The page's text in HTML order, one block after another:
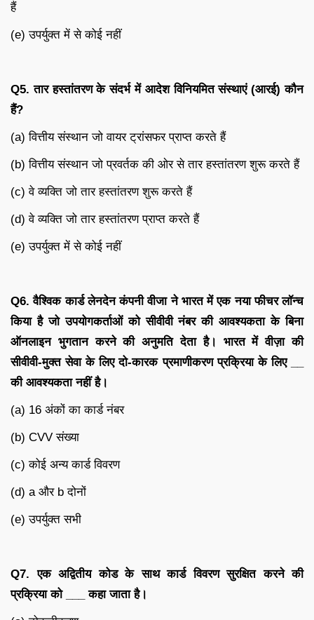
हैं
(e) उपर्युक्त में से कोई नहीं
Q5.तार हस्तांतरण के संदर्भ में आदेश विनियमित संस्थाएं (आरई) कौन
हैं?
(a) वित्तीय संस्थान जो वायर ट्रांसफर प्राप्त करते हैं
(b) वित्तीय संस्थान जो प्रवर्तक की ओर से तार हस्तांतरण शुरू करते हैं
(c) वे व्यक्ति जो तार हस्तांतरण शुरू करते हैं
(d) वे व्यक्ति जो तार हस्तांतरण प्राप्त करते हैं
(e) उपर्युक्त में से कोई नहीं
Q6.वैश्विक कार्ड लेनदेन कंपनी वीजा ने भारत में एक नया फीचर लॉन्च
किया है जो उपयोगकर्ताओं को सीवीवी नंबर की आवश्यकता के बिना
ऑनलाइन भुगतान करने की अनुमति देता है। भारत में वीज़ा की
सीवीवी-मुक्त सेवा के लिए दो-कारक प्रमाणीकरण प्रक्रिया के लिए
की आवश्यकता नहीं है।
(a) 16 अंकों का कार्ड नंबर
(b) CVV संख्या
(c) कोई अन्य कार्ड विवरण
(d) a और b दोनों
(e) उपर्युक्त सभी
Q7.एक अद्वितीय कोड के साथ कार्ड विवरण सुरक्षित करने की
प्रक्रिया को
___कहा जाता है।